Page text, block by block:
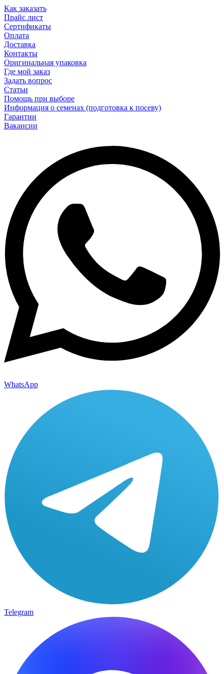
Как заказать
Прайс лист
Сертификаты
Оплата
Доставка
Контакты
Оригинальная упаковка
Где мой заказ
Задать вопрос
Статьи
Помощь при выборе
Информация о семенах (подготовка к посеву)
Гарантии
Вакансии
WhatsApp
Telegram